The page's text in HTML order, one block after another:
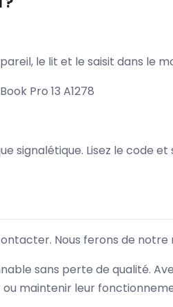
le lit et le saisit dans le
Pro 13 A1278
signalétique. Lisez le code
Nous ferons de notre
sans perte de qualité.
maintenir leur